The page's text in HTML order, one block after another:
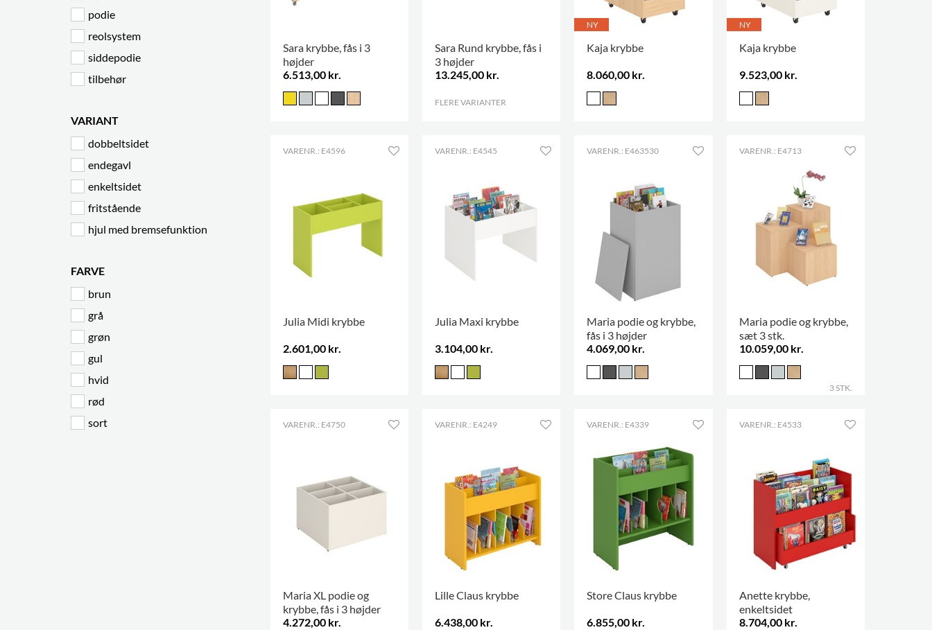
podie
reolsystem
siddepodie
tilbehør
VARIANT
dobbeltsidet
endegavl
enkeltsidet
fritstående
hjul med bremsefunktion
FARVE
brun
grå
grøn
gul
hvid
rød
sort
Sara krybbe, fås i 3
højder
6.513,00 kr.
Sara Rund krybbe, fås i
3 højder
13.245,00 kr.
FLERE VARIANTER
NY
Kaja krybbe
8.060,00 kr.
NY
Kaja krybbe
9.523,00 kr.
VARENR.: E4596
Julia Midi krybbe
2.601,00 kr.
VARENR.: E4545
Julia Maxi krybbe
3.104,00 kr.
VARENR.: E463530
Maria podie og krybbe,
fås i 3 højder
4.069,00 kr.
VARENR.: E4713
Maria podie og krybbe,
sæt 3 stk.
10.059,00 kr.
3 STK.
VARENR.: E4750
Maria XL podie og
krybbe, fås i 3 højder
4.272,00 kr.
VARENR.: E4249
Lille Claus krybbe
6.438,00 kr.
VARENR.: E4339
Store Claus krybbe
6.855,00 kr.
VARENR.: E4533
Anette krybbe,
enkeltsidet
8.704,00 kr.